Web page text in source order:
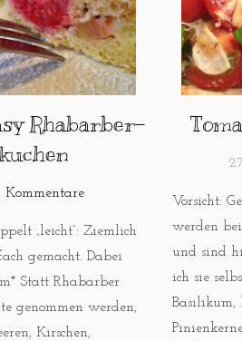
Rhabarber-
Kommentare
„leicht“: Ziemlich
gemacht. Dabei
Statt Rhabarber
genommen werden,
Kirschen,
Vorsicht:
werden
und sind
ich sie
Basilikum,